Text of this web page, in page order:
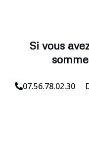
Si vous
07.56.78.02.30